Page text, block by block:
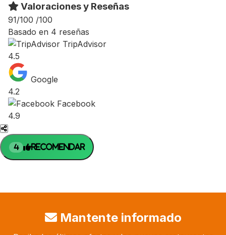
Valoraciones y Reseñas
91/100 /100
Basado en 4 reseñas
TripAdvisor
4.5
Google
4.2
Facebook
4.9
4 Recomendar
Mantente informado